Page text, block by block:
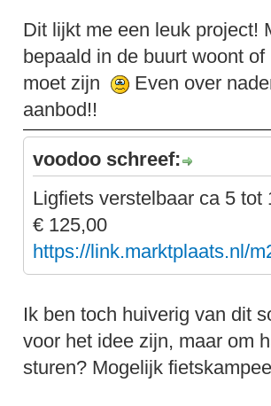
Dit lijkt me een leuk project!
bepaald in de buurt woont
moet zijn
Even over
aanbod!!
voodoo schreef:
Ligfiets verstelbaar ca 5 tot
€ 125,00
https://link.marktplaats.nl/
Ik ben toch huiverig van dit
voor het idee zijn, maar om
sturen? Mogelijk